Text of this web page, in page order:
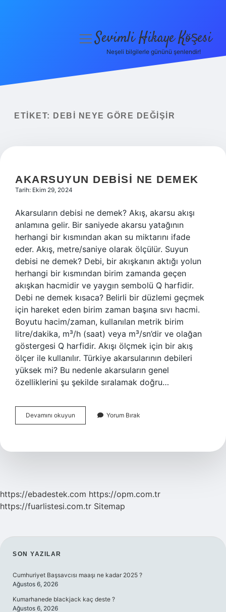
Yasal Uyarı
menüyüSevimli Hikaye Köşesi
Neşeli bilgilerle gününü şenlendir!
ETIKET: DEBI NEYE GÖRE DEĞIŞIR
AKARSUYUN DEBISI NE DEMEK
Tarih: Ekim 29, 2024
Akarsuların debisi ne demek? Akış, akarsu akışı
anlamına gelir. Bir saniyede akarsu yatağının
herhangi bir kısmından akan su miktarını ifade
eder. Akış, metre/saniye olarak ölçülür. Suyun
debisi ne demek? Debi, bir akışkanın aktığı yolun
herhangi bir kısmından birim zamanda geçen
akışkan hacmidir ve yaygın sembolü Q harfidir.
Debi ne demek kısaca? Belirli bir düzlemi geçmek
için hareket eden birim zaman başına sıvı hacmi.
Boyutu hacim/zaman, kullanılan metrik birim
litre/dakika, m³/h (saat) veya m³/sn’dir ve olağan
göstergesi Q harfidir. Akışı ölçmek için bir akış
ölçer ile kullanılır. Türkiye akarsularının debileri
yüksek mi? Bu nedenle akarsuların genel
özelliklerini şu şekilde sıralamak doğru…
Devamını okuyun Akarsuyun
Debisi
Yorum Bırak
https://ebadestek.com https://opm.com.tr
https://fuarlistesi.com.tr Sitemap
SIDEBAR
SON YAZILAR
Cumhuriyet Başsavcısı maaşı ne kadar 2025 ?
Ağustos 6, 2026
Kumarhanede blackjack kaç deste ?
Ağustos 6, 2026